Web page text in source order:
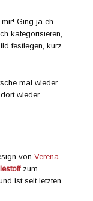
Ging ja eh
kategorisieren,
festlegen, kurz
mal wieder
wieder
vonVerena
zum
ist seit letzten